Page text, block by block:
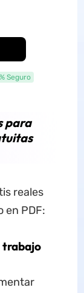
Seguro
para
reales
en PDF:
trabajo